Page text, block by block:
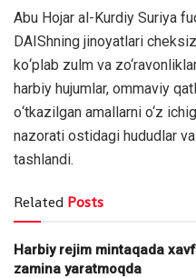
Аbu Hojar al-Kurdiy Suriya
DАIShning jinoyatlari
kо‘plаb zulm vа
harbiy hujumlаr, оmmаviy
о‘tkazilgan аmаllаrni o‘z
nazorati оstidagi hududlаr
tashlаndi.
Related Posts
Harbiy rejim mintaqada
zamina yaratmoqda